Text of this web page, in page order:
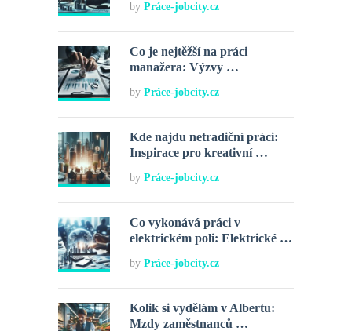
byPráce-jobcity.cz
Co je nejtěžší na práci
manažera: Výzvy …
byPráce-jobcity.cz
Kde najdu netradiční práci:
Inspirace pro kreativní …
byPráce-jobcity.cz
Co vykonává práci v
elektrickém poli: Elektrické …
byPráce-jobcity.cz
Kolik si vydělám v Albertu:
Mzdy zaměstnanců …